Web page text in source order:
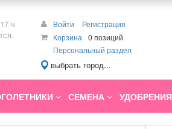
ч
Войти
Регистрация
Корзина
0 позиций
Персональный раздел
выбрать город...
СЕМЕНА УДОБРЕНИЯ